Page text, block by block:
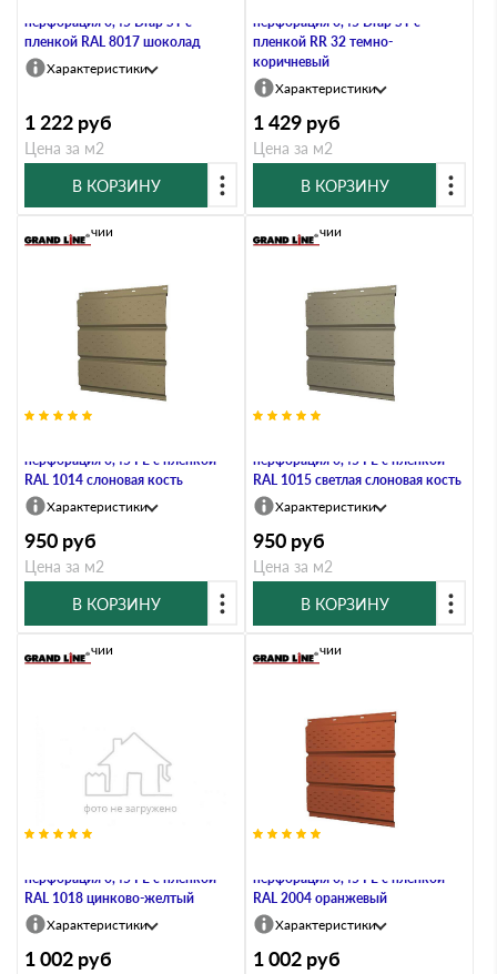
перфорация 0,45 Drap ST с
пленкой RAL 8017 шоколад
Характеристики
1 222 руб
Цена за м2
В КОРЗИНУ
перфорация 0,45 Drap ST с
пленкой RR 32 темно-
коричневый
Характеристики
1 429 руб
Цена за м2
В КОРЗИНУ
перфорация 0,45 PE с пленкой
RAL 1014 слоновая кость
В наличии
Характеристики
950 руб
Цена за м2
В КОРЗИНУ
перфорация 0,45 PE с пленкой
RAL 1015 светлая слоновая кость
В наличии
Характеристики
950 руб
Цена за м2
В КОРЗИНУ
перфорация 0,45 PE с пленкой
RAL 1018 цинково-желтый
В наличии
Характеристики
1 002 руб
перфорация 0,45 PE с пленкой
RAL 2004 оранжевый
В наличии
Характеристики
1 002 руб